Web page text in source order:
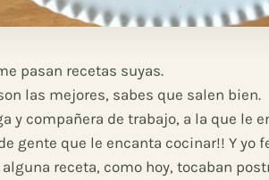
pasan recetas suyas.
las mejores, sabes que salen bien.
y compañera de trabajo, a la que le
gente que le encanta cocinar!! Y yo
receta, como hoy, tocaban